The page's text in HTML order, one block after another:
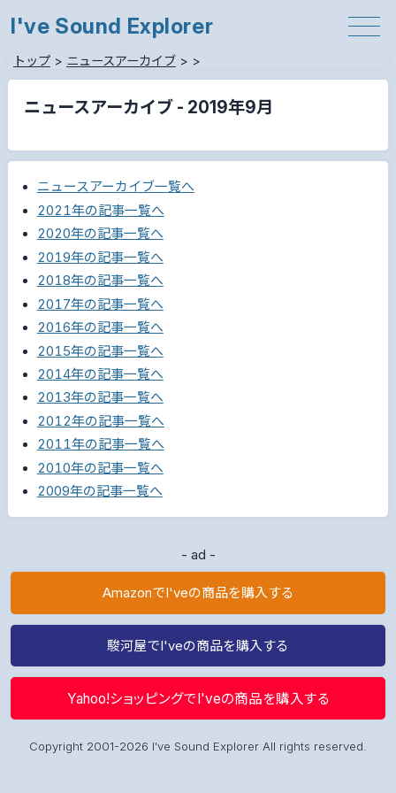
I've Sound Explorer
トップ> ニュースアーカイブ> >
ニュースアーカイブ - 2019年9月
ニュースアーカイブ一覧へ
2021年の記事一覧へ
2020年の記事一覧へ
2019年の記事一覧へ
2018年の記事一覧へ
2017年の記事一覧へ
2016年の記事一覧へ
2015年の記事一覧へ
2014年の記事一覧へ
2013年の記事一覧へ
2012年の記事一覧へ
2011年の記事一覧へ
2010年の記事一覧へ
2009年の記事一覧へ
- ad -
AmazonでI'veの商品を購入する
駿河屋でI'veの商品を購入する
Yahoo!ショッピングでI'veの商品を購入する
Copyright 2001-2026 I've Sound Explorer All rights reserved.